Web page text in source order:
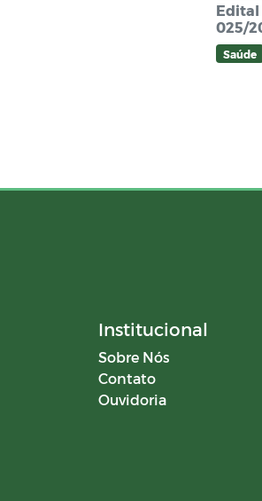
Edital
025/
Saúde
Institucional
Sobre Nós
Contato
Ouvidoria